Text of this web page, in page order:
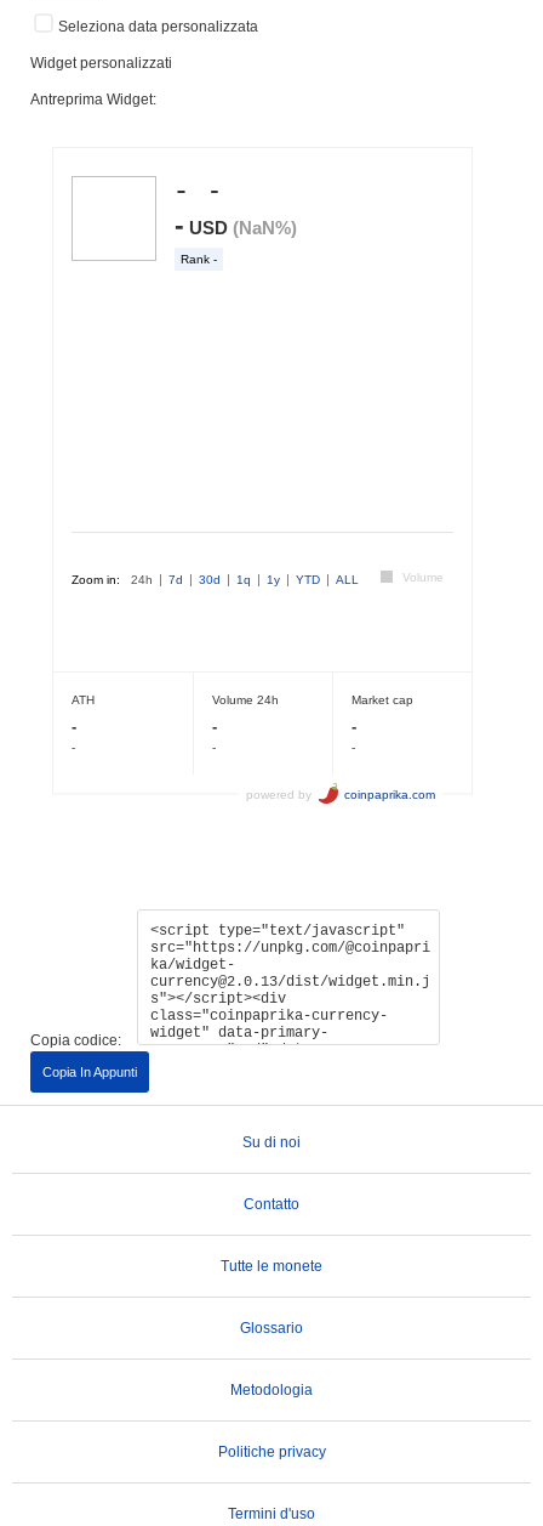
Seleziona data personalizzata
Widget personalizzati
Antreprima Widget:
Copia codice:
Copia In Appunti
Su di noi
Contatto
Tutte le monete
Glossario
Metodologia
Politiche privacy
Termini d'uso